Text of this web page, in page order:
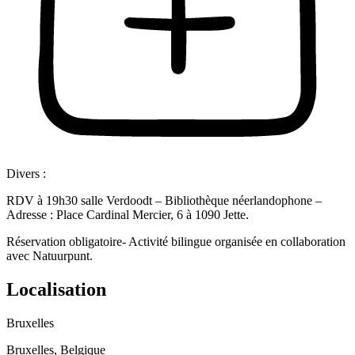
Divers :
RDV à 19h30 salle Verdoodt – Bibliothèque néerlandophone –
Adresse : Place Cardinal Mercier, 6 à 1090 Jette.
Réservation obligatoire- Activité bilingue organisée en collaboration
avec Natuurpunt.
Localisation
Bruxelles
Bruxelles, Belgique